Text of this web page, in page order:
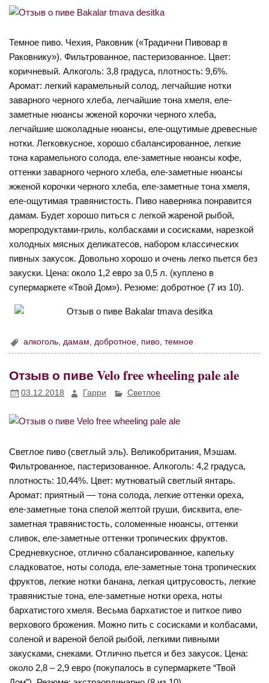
Темное пиво. Чехия, Раковник («Традични Пивовар в
Раковнику»). Фильтрованное, пастеризованное. Цвет:
коричневый. Алкоголь: 3,8 градуса, плотность: 9,6%.
Аромат: легкий карамельный солод, легчайшие нотки
заварного черного хлеба, легчайшие тона хмеля, еле-
заметные нюансы жженой корочки черного хлеба,
легчайшие шоколадные нюансы, еле-ощутимые древесные
нотки. Легковкусное, хорошо сбалансированное, легкие
тона карамельного солода, еле-заметные нюансы кофе,
оттенки заварного черного хлеба, еле-заметные нюансы
жженой корочки черного хлеба, еле-заметные тона хмеля,
еле-ощутимая травянистость. Пиво наверняка понравится
дамам. Будет хорошо питься с легкой жареной рыбой,
морепродуктами-гриль, колбасками и сосисками, нарезкой
холодных мясных деликатесов, набором классических
пивных закусок. Довольно хорошо и очень легко пьется без
закуски. Цена: около 1,2 евро за 0,5 л. (куплено в
супермаркете «Твой Дом»). Резюме: добротное (7 из 10).
алкоголь дамам добротное пиво ,темное
Отзыв о пиве Velo free wheeling pale ale
03.12.2018 Гарри Светлое
Светлое пиво (светлый эль). Великобритания, Мэшам.
Фильтрованное, пастеризованное. Алкоголь: 4,2 градуса,
плотность: 10,44%. Цвет: мутноватый светлый янтарь.
Аромат: приятный — тона солода, легкие оттенки ореха,
еле-заметные тона спелой желтой груши, бисквита, еле-
заметная травянистость, соломенные нюансы, оттенки
сливок, еле-заметные оттенки тропических фруктов.
Средневкусное, отлично сбалансированное, капельку
сладковатое, ноты солода, еле-заметные тона тропических
фруктов, легкие нотки банана, легкая цитрусовость, легкие
травянистые тона, еле-заметные нотки ореха, ноты
бархатистого хмеля. Весьма бархатистое и питкое пиво
верхового брожения. Можно пить с сосисками и колбасами,
соленой и вареной белой рыбой, легкими пивными
закусками, снеками. Отлично пьется и без закусок. Цена:
около 2,8 – 2,9 евро (покупалось в супермаркете “Твой